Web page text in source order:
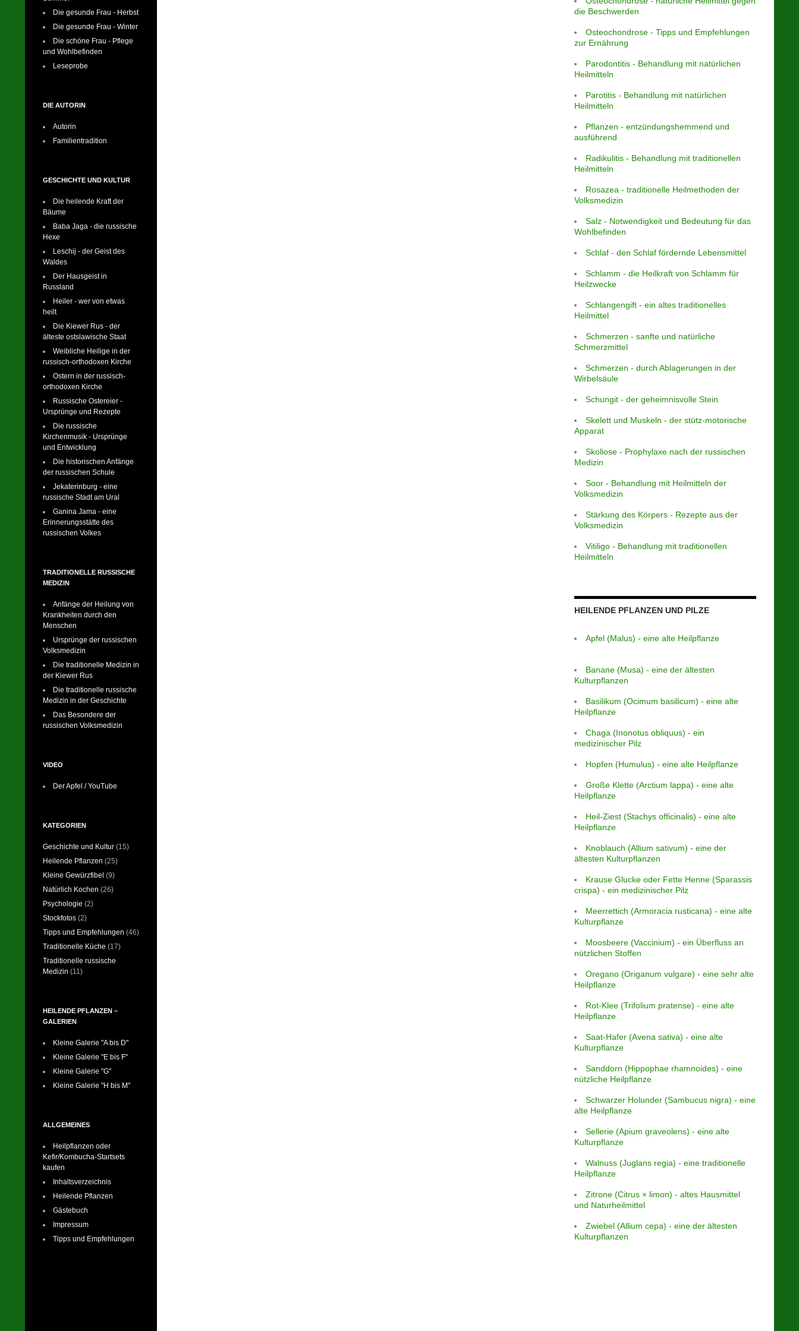
die Beschwerden
Osteochondrose - Tipps und Empfehlungen
zur Ernährung
Parodontitis - Behandlung mit natürlichen
Heilmitteln
Parotitis - Behandlung mit natürlichen
Heilmitteln
Pflanzen - entzündungshemmend und
ausführend
Radikulitis - Behandlung mit traditionellen
Heilmitteln
Rosazea - traditionelle Heilmethoden der
Volksmedizin
Salz - Notwendigkeit und Bedeutung für das
Wohlbefinden
Schlaf - den Schlaf fördernde Lebensmittel
Schlamm - die Heilkraft von Schlamm für
Heilzwecke
Schlangengift - ein altes traditionelles
Heilmittel
Schmerzen - sanfte und natürliche
Schmerzmittel
Schmerzen - durch Ablagerungen in der
Wirbelsäule
Schungit - der geheimnisvolle Stein
Skelett und Muskeln - der stütz-motorische
Apparat
Skoliose - Prophylaxe nach der russischen
Medizin
Soor - Behandlung mit Heilmitteln der
Volksmedizin
Stärkung des Körpers - Rezepte aus der
Volksmedizin
Vitiligo - Behandlung mit traditionellen
Heilmitteln
HEILENDE PFLANZEN UND PILZE
Apfel (Malus) - eine alte Heilpflanze
Banane (Musa) - eine der ältesten
Kulturpflanzen
Basilikum (Ocimum basilicum) - eine alte
Heilpflanze
Chaga (Inonotus obliquus) - ein
medizinischer Pilz
Hopfen (Humulus) - eine alte Heilpflanze
Große Klette (Arctium lappa) - eine alte
Heilpflanze
Heil-Ziest (Stachys officinalis) - eine alte
Heilpflanze
Knoblauch (Allium sativum) - eine der
ältesten Kulturpflanzen
Krause Glucke oder Fette Henne (Sparassis
crispa) - ein medizinischer Pilz
Meerrettich (Armoracia rusticana) - eine alte
Kulturpflanze
Moosbeere (Vaccinium) - ein Überfluss an
nützlichen Stoffen
Oregano (Origanum vulgare) - eine sehr alte
Heilpflanze
Rot-Klee (Trifolium pratense) - eine alte
Heilpflanze
Saat-Hafer (Avena sativa) - eine alte
Kulturpflanze
Sanddorn (Hippophae rhamnoides) - eine
nützliche Heilpflanze
Schwarzer Holunder (Sambucus nigra) - eine
alte Heilpflanze
Sellerie (Apium graveolens) - eine alte
Kulturpflanze
Walnuss (Juglans regia) - eine traditionelle
Heilpflanze
Zitrone (Citrus × limon) - altes Hausmittel
und Naturheilmittel
Zwiebel (Allium cepa) - eine der ältesten
Kulturpflanzen
Die gesunde Frau - Herbst
Die gesunde Frau - Winter
Die schöne Frau - Pflege
und Wohlbefinden
Leseprobe
DIE AUTORIN
Autorin
Familientradition
GESCHICHTE UND KULTUR
Die heilende Kraft der
Bäume
Baba Jaga - die russische
Hexe
Leschij - der Geist des
Waldes
Der Hausgeist in
Russland
Heiler - wer von etwas
heilt
Die Kiewer Rus - der
älteste ostslawische Staat
Weibliche Heilige in der
russisch-orthodoxen Kirche
Ostern in der russisch-
orthodoxen Kirche
Russische Ostereier -
Ursprünge und Rezepte
Die russische
Kirchenmusik - Ursprünge
und Entwicklung
Die historischen Anfänge
der russischen Schule
Jekaterinburg - eine
russische Stadt am Ural
Ganina Jama - eine
Erinnerungsstätte des
russischen Volkes
TRADITIONELLE RUSSISCHE
MEDIZIN
Anfänge der Heilung von
Krankheiten durch den
Menschen
Ursprünge der russischen
Volksmedizin
Die traditionelle Medizin in
der Kiewer Rus
Die traditionelle russische
Medizin in der Geschichte
Das Besondere der
russischen Volksmedizin
VIDEO
Der Apfel / YouTube
KATEGORIEN
Geschichte und Kultur (15)
Heilende Pflanzen (25)
Kleine Gewürzfibel (9)
Natürlich Kochen (26)
Psychologie (2)
Stockfotos (2)
Tipps und Empfehlungen (46)
Traditionelle Küche (17)
Traditionelle russische
Medizin (11)
HEILENDE PFLANZEN –
GALERIEN
Kleine Galerie "A bis D"
Kleine Galerie "E bis F"
Kleine Galerie "G"
Kleine Galerie "H bis M"
ALLGEMEINES
Heilpflanzen oder
Kefir/Kombucha-Startsets
kaufen
Inhaltsverzeichnis
Heilende Pflanzen
Gästebuch
Impressum
Tipps und Empfehlungen